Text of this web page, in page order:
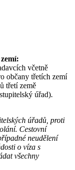
včetně
občany třetích zemí
třetí země
úřad).
úřadů, proti
Cestovní
neudělení
o víza s
všechny